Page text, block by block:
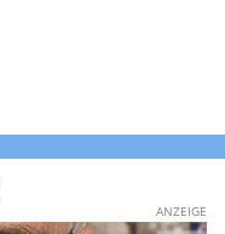
ANZEIGE